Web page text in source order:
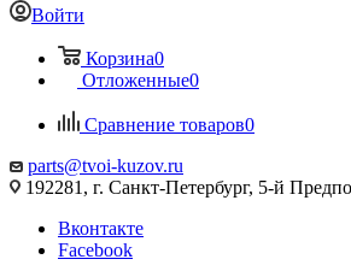
Войти
Корзина0
Отложенные0
Сравнение товаров0
parts@tvoi-kuzov.ru
192281, г. Санкт-Петербург, 5-й
Вконтакте
Facebook